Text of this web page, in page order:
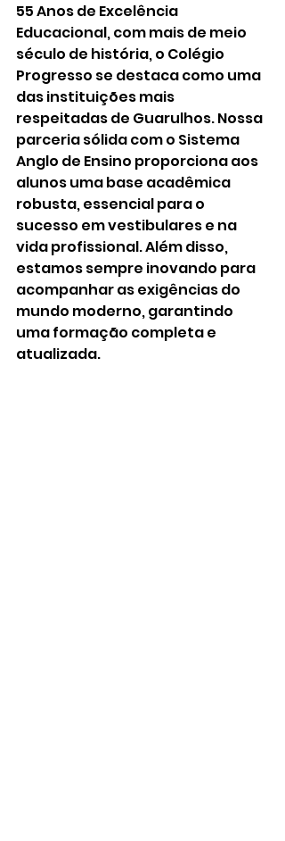
55 Anos de Excelência
Educacional, com mais de meio
século de história, o Colégio
Progresso se destaca como uma
das instituições mais
respeitadas de Guarulhos. Nossa
parceria sólida com o Sistema
Anglo de Ensino proporciona aos
alunos uma base acadêmica
robusta, essencial para o
sucesso em vestibulares e na
vida profissional. Além disso,
estamos sempre inovando para
acompanhar as exigências do
mundo moderno, garantindo
uma formação completa e
atualizada.